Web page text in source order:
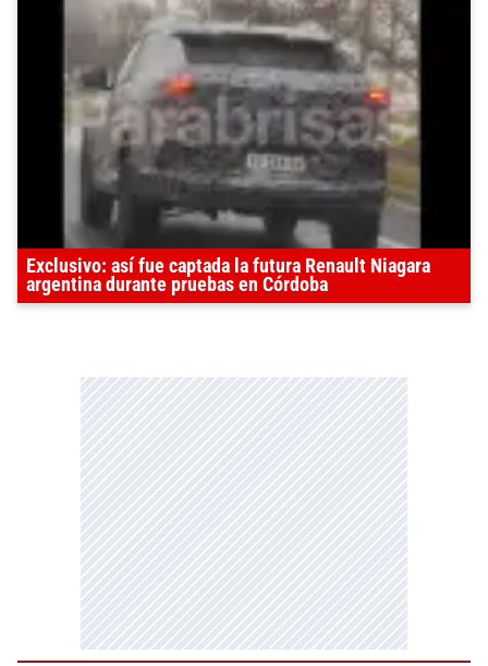
Exclusivo: así fue captada la futura Renault Niagara
argentina durante pruebas en Córdoba